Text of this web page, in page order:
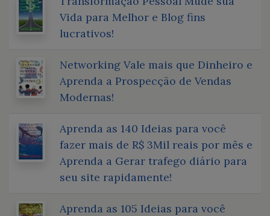
Vida para Melhor e Blog fins
lucrativos!
Networking Vale mais que Dinheiro e
Aprenda a Prospecção de Vendas
Modernas!
Aprenda as 140 Ideias para você
fazer mais de R$ 3Mil reais por mês e
Aprenda a Gerar trafego diário para
seu site rapidamente!
Aprenda as 105 Ideias para você